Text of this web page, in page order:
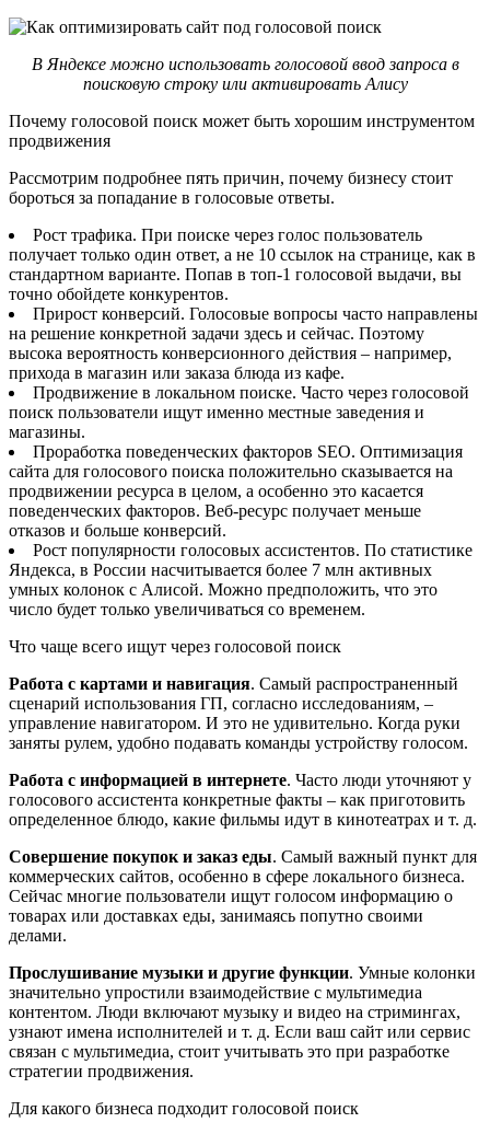
В Яндексе можно использовать голосовой ввод запроса в
поисковую строку или активировать Алису
Почему голосовой поиск может быть хорошим инструментом
продвижения
Рассмотрим подробнее пять причин, почему бизнесу стоит
бороться за попадание в голосовые ответы.
Рост трафика. При поиске через голос пользователь
получает только один ответ, а не 10 ссылок на странице, как в
стандартном варианте. Попав в топ-1 голосовой выдачи, вы
точно обойдете конкурентов.
Прирост конверсий. Голосовые вопросы часто направлены
на решение конкретной задачи здесь и сейчас. Поэтому
высока вероятность конверсионного действия – например,
прихода в магазин или заказа блюда из кафе.
Продвижение в локальном поиске. Часто через голосовой
поиск пользователи ищут именно местные заведения и
магазины.
Проработка поведенческих факторов SEO. Оптимизация
сайта для голосового поиска положительно сказывается на
продвижении ресурса в целом, а особенно это касается
поведенческих факторов. Веб-ресурс получает меньше
отказов и больше конверсий.
Рост популярности голосовых ассистентов. По статистике
Яндекса, в России насчитывается более 7 млн активных
умных колонок с Алисой. Можно предположить, что это
число будет только увеличиваться со временем.
Что чаще всего ищут через голосовой поиск
Работа с картами и навигация. Самый распространенный
сценарий использования ГП, согласно исследованиям, –
управление навигатором. И это не удивительно. Когда руки
заняты рулем, удобно подавать команды устройству голосом.
Работа с информацией в интернете. Часто люди уточняют у
голосового ассистента конкретные факты – как приготовить
определенное блюдо, какие фильмы идут в кинотеатрах и т. д.
Совершение покупок и заказ еды. Самый важный пункт для
коммерческих сайтов, особенно в сфере локального бизнеса.
Сейчас многие пользователи ищут голосом информацию о
товарах или доставках еды, занимаясь попутно своими
делами.
Прослушивание музыки и другие функции. Умные колонки
значительно упростили взаимодействие с мультимедиа
контентом. Люди включают музыку и видео на стримингах,
узнают имена исполнителей и т. д. Если ваш сайт или сервис
связан с мультимедиа, стоит учитывать это при разработке
стратегии продвижения.
Для какого бизнеса подходит голосовой поиск